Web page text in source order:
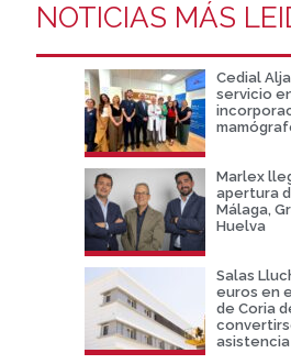
NOTICIAS MÁS
Cedial
servicio
Marlex
apertura
Málaga,
Huelva
Salas
euros en
de Coria